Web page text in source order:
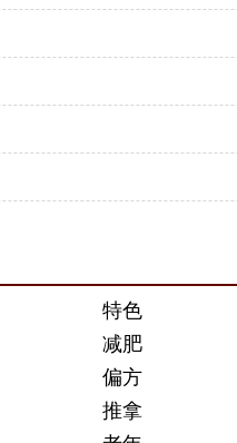
特色
减肥
偏方
推拿